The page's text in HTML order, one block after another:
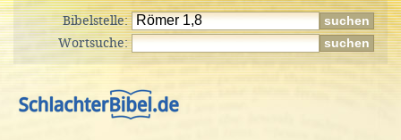
Bibelstelle:
Wortsuche: